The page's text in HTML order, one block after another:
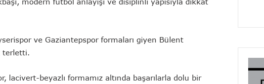
ve Gaziantepspor formaları giyen Bülent
terletti.
lacivert-beyazlı formamız altında başarılarla dolu bir